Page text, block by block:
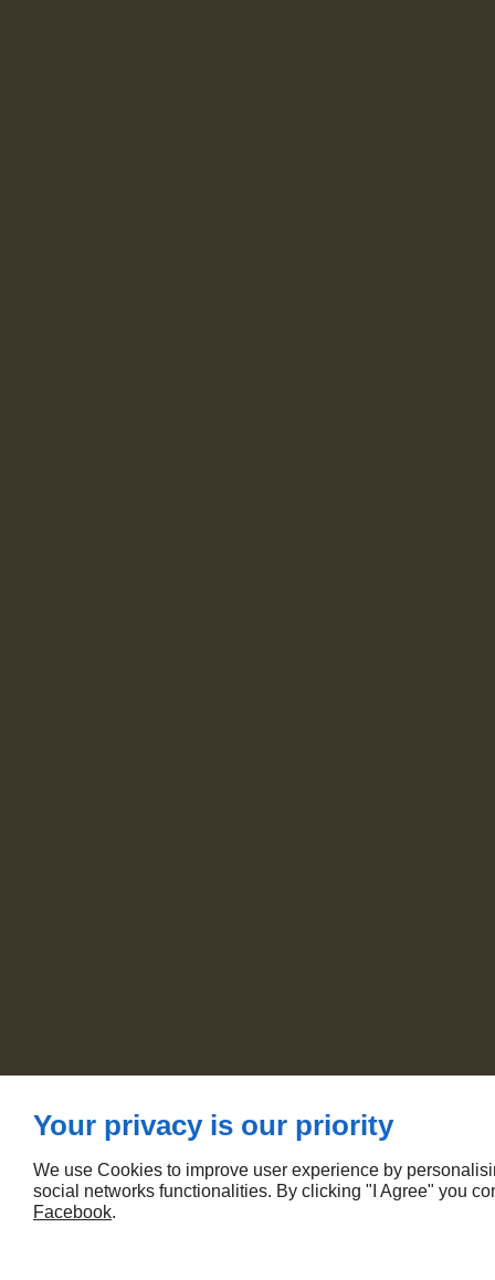
Your privacy is our priority
We use Cookies to improve user experience by
social networks functionalities. By clicking "I Agree" you
Facebook.